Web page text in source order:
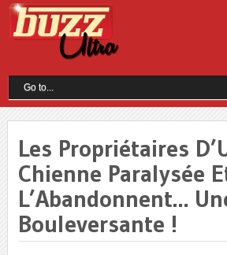
Les Propriétaires
Chienne Paralysée
L’Abandonnent…
Bouleversante !